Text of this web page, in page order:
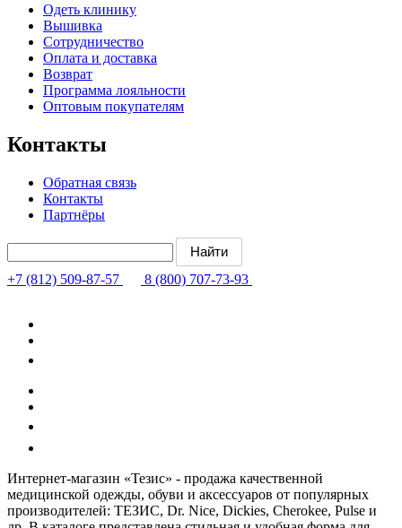
Одеть клинику
Вышивка
Сотрудничество
Оплата и доставка
Возврат
Программа лояльности
Оптовым покупателям
Контакты
Обратная связь
Контакты
Партнёры
+7 (812) 509-87-57 8 (800) 707-73-93
Интернет-магазин «Тезис» - продажа качественной
медицинской одежды, обуви и аксессуаров от популярных
производителей: ТЕЗИС, Dr. Nice, Dickies, Cherokee, Pulse и